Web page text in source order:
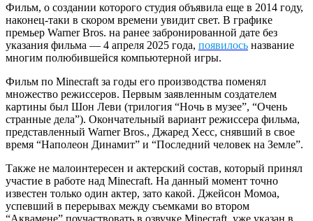
Фильм, о создании которого студия объявила еще в 2014 году,
наконец-таки в скором времени увидит свет. В графике
премьер Warner Bros. на ранее забронированной дате без
указания фильма — 4 апреля 2025 года, появилось название
многим полюбившейся компьютерной игры.
Фильм по Minecraft за годы его производства поменял
множество режиссеров. Первым заявленным создателем
картины был Шон Леви (трилогия “Ночь в музее”, “Очень
странные дела”). Окончательный вариант режиссера фильма,
представленный Warner Bros., Джаред Хесс, снявший в свое
время “Наполеон Динамит” и “Последний человек на Земле”.
Также не малоинтересен и актерский состав, который принял
участие в работе над Minecraft. На данный момент точно
известен только один актер, зато какой. Джейсон Момоа,
успевший в перерывах между съемками во втором
“Аквамене” поучаствовать в озвучке Minecraft, уже указан в